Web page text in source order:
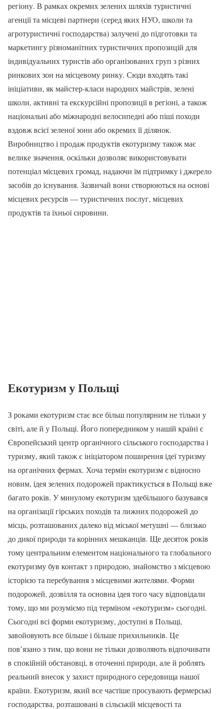
регіону. В рамках окремих зелених шляхів туристичні
агенції та місцеві партнери (серед яких НУО, школи та
агротуристичні господарства) залучені до підготовки та
маркетингу різноманітних туристичних пропозицій для
індивідуальних туристів або організованих груп з різних
ринкових зон на місцевому ринку. Сюди входять такі
ініціативи, як майстер-класи народних майстрів, зелені
школи, активні та екскурсійні пропозиції в регіоні, а також
національні або міжнародні велосипедні або піші походи
вздовж всієї зеленої зони або окремих її ділянок.
Виробництво і продаж продуктів екотуризму також має
велике значення, оскільки дозволяє використовувати
потенціал місцевих громад, надаючи їм підтримку і джерело
засобів до існування. Зазвичай вони створюються на основі
місцевих ресурсів — туристичних послуг, місцевих
продуктів та їхньої сировини.
Екотуризм у Польщі
З роками екотуризм стає все більш популярним не тільки у
світі, але й у Польщі. Його попередником у нашій країні є
Європейський центр органічного сільського господарства і
туризму, який також є ініціатором поширення ідеї туризму
на органічних фермах. Хоча термін екотуризм є відносно
новим, ідея зелених подорожей практикується в Польщі вже
багато років. У минулому екотуризм здебільшого базувався
на організації гірських походів та лижних подорожей до
місць, розташованих далеко від міської метушні — близько
до дикої природи та корінних мешканців. Ще десяток років
тому центральним елементом національного та глобального
екотуризму був контакт з природою, знайомство з місцевою
історією та перебування з місцевими жителями. Форми
подорожей, дозвілля та основна ідея того часу відповідали
тому, що ми розуміємо під терміном «екотуризм» сьогодні.
Сьогодні всі форми екотуризму, доступні в Польщі,
завойовують все більше і більше прихильників. Це
пов’язано з тим, що вони не тільки дозволяють відпочивати
в спокійній обстановці, в оточенні природи, але й роблять
реальний внесок у захист природного середовища нашої
країни. Екотуризм, який все частіше просувають фермерські
господарства, розташовані в сільській місцевості та